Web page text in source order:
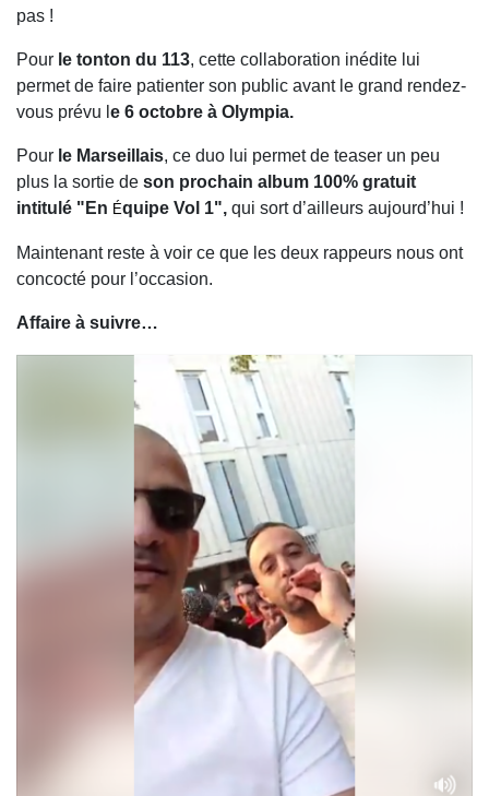
pas !
Pour le tonton du 113, cette collaboration inédite lui
permet de faire patienter son public avant le grand rendez-
vous prévu l e 6 octobre à Olympia.
Pour le Marseillais, ce duo lui permet de teaser un peu
plus la sortie de son prochain album 100% gratuit
intitulé "En Équipe Vol 1", qui sort d’ailleurs aujourd’hui !
Maintenant reste à voir ce que les deux rappeurs nous ont
concocté pour l’occasion.
Affaire à suivre…